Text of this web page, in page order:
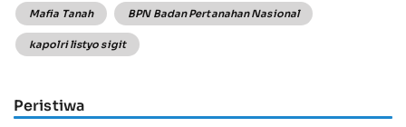
Mafia Tanah BPN Badan Pertanahan Nasional
kapolri listyo sigit
Peristiwa